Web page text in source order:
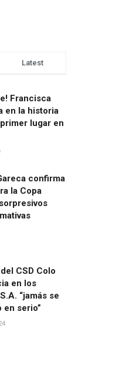
Latest
Francisca
en la historia
lugar en
confirma
la Copa
CSD Colo
en los
“jamás se
en serio”